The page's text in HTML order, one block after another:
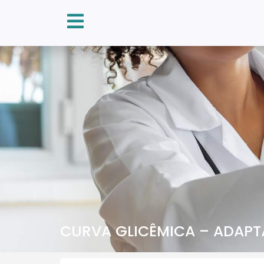
CURVA GLICÊMICA –